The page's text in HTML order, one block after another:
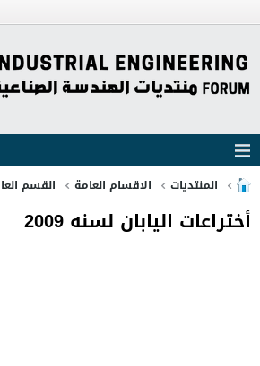
المنتديات الاقسام العامة القسم
أختراعات اليابان لسنه 2009